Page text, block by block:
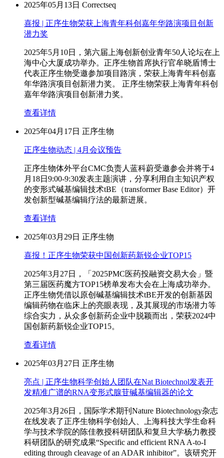
2025年05月13日 Correctseq
喜报 | 正序生物荣获上海青年科创嘉年华路演项目创新
潜力奖
2025年5月10日，第六届上海创新创业青年50人论坛在上
海中心大厦成功举办。正序生物首席执行官牟晓盾博士
代表正序生物受邀参加项目路演，荣获上海青年科创嘉
年华路演项目创新潜力奖。 正序生物荣获上海青年科创
嘉年华路演项目创新潜力奖。
查看详情
2025年04月17日 正序生物
正序生物动态 | 4月会议预告
正序生物体外平台CMC负责人蓝科蔚受邀参会并将于4
月18日9:00-9:30发表主题演讲，分享利用自主知识产权
的变形式碱基编辑技术tBE（transformer Base Editor）开
发创新型碱基编辑疗法的最新进展。
查看详情
2025年03月29日 正序生物
喜报！正序生物荣获中国创新药新锐企业TOP15
2025年3月27日，「2025PMC医药投融资交易大会」暨
第三届医药魔方TOP15榜单发布大会在上海成功举办。
正序生物凭借以原创碱基编辑技术tBE开发的创新基因
编辑药物在临床上的亮眼表现，及其展现的市场潜力等
综合实力，从众多创新药企业中脱颖而出，荣获2024中
国创新药新锐企业TOP15。
查看详情
2025年03月27日 正序生物
亮点 | 正序生物科学创始人团队在Nat Biotechnol发表开
发精准广谱的RNA变形式腺苷碱基编辑器的论文
2025年3月26日，国际学术期刊Nature Biotechnology杂志
在线发表了正序生物科学创始人、上海科技大学生命科
学与技术学院的陈佳教授科研团队和复旦大学杨力教授
科研团队的研究成果“Specific and efficient RNA A-to-I
editing through cleavage of an ADAR inhibitor”。该研究开